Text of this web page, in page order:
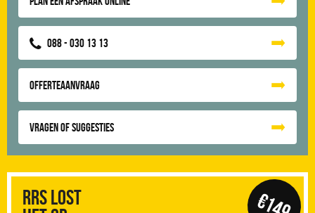
088 - 030 13 13
Offerteaanvraag
Vragen of suggesties
RRS Lost
€149